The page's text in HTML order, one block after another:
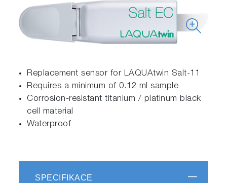
Replacement sensor for LAQUAtwin Salt-11
Requires a minimum of 0.12 ml sample
Corrosion-resistant titanium / platinum black
cell material
Waterproof
SPECIFIKACE